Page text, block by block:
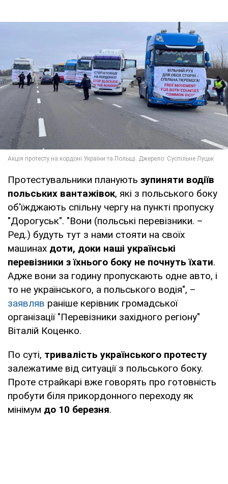
Протестувальники планують зупиняти водіїв
польських вантажівок, які з польського боку
об'їжджають спільну чергу на пункті пропуску
"Дорогуськ". "Вони (польські перевізники. –
Ред.) будуть тут з нами стояти на своїх
машинах доти, доки наші українські
перевізники з їхнього боку не почнуть їхати.
Адже вони за годину пропускають одне авто, і
то не українського, а польського водія", –
заявляв раніше керівник громадської
організації "Перевізники західного регіону"
Віталій Коценко.
По суті, тривалість українського протесту
залежатиме від ситуації з польського боку.
Проте страйкарі вже говорять про готовність
пробути біля прикордонного переходу як
мінімум до 10 березня.